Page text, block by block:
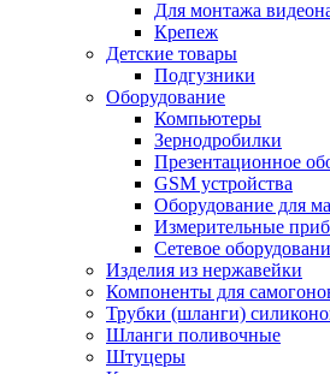
Для монтажа
Крепеж
Детские товары
Подгузники
Оборудование
Компьютеры
Зернодробилки
Презентационное
GSM устройства
Оборудование для
Измерительные
Сетевое
Изделия из нержавейки
Компоненты для
Трубки (шланги)
Шланги поливочные
Штуцеры